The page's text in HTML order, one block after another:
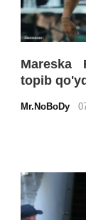
Mareska
topib
Mr.NoBoDy